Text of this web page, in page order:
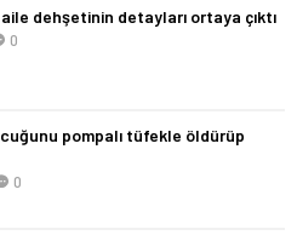
dehşetinin detayları ortaya çıktı
0
pompalı tüfekle öldürüp
0